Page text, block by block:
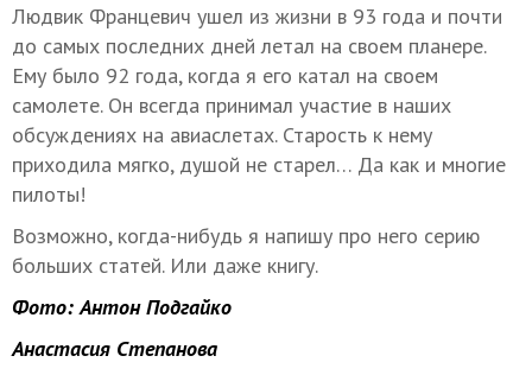
Людвик Францевич ушел из жизни в 93 года и почти
до самых последних дней летал на своем планере.
Ему было 92 года, когда я его катал на своем
самолете. Он всегда принимал участие в наших
обсуждениях на авиаслетах. Старость к нему
приходила мягко, душой не старел… Да как и многие
пилоты!
Возможно, когда-нибудь я напишу про него серию
больших статей. Или даже книгу.
Фото: Антон Подгайко
Анастасия Степанова